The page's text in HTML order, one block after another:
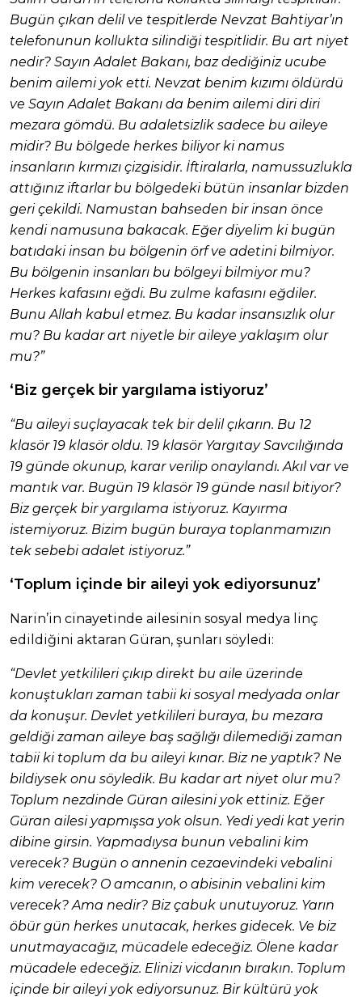
Bugün çıkan delil ve tespitlerde Nevzat Bahtiyar’ın
telefonunun kollukta silindiği tespitlidir. Bu art niyet
nedir? Sayın Adalet Bakanı, baz dediğiniz ucube
benim ailemi yok etti. Nevzat benim kızımı öldürdü
ve Sayın Adalet Bakanı da benim ailemi diri diri
mezara gömdü. Bu adaletsizlik sadece bu aileye
midir? Bu bölgede herkes biliyor ki namus
insanların kırmızı çizgisidir. İftiralarla, namussuzlukla
attığınız iftarlar bu bölgedeki bütün insanlar bizden
geri çekildi. Namustan bahseden bir insan önce
kendi namusuna bakacak. Eğer diyelim ki bugün
batıdaki insan bu bölgenin örf ve adetini bilmiyor.
Bu bölgenin insanları bu bölgeyi bilmiyor mu?
Herkes kafasını eğdi. Bu zulme kafasını eğdiler.
Bunu Allah kabul etmez. Bu kadar insansızlık olur
mu? Bu kadar art niyetle bir aileye yaklaşım olur
mu?”
‘Biz gerçek bir yargılama istiyoruz’
“Bu aileyi suçlayacak tek bir delil çıkarın. Bu 12
klasör 19 klasör oldu. 19 klasör Yargıtay Savcılığında
19 günde okunup, karar verilip onaylandı. Akıl var ve
mantık var. Bugün 19 klasör 19 günde nasıl bitiyor?
Biz gerçek bir yargılama istiyoruz. Kayırma
istemiyoruz. Bizim bugün buraya toplanmamızın
tek sebebi adalet istiyoruz.”
‘Toplum içinde bir aileyi yok ediyorsunuz’
Narin’in cinayetinde ailesinin sosyal medya linç
edildiğini aktaran Güran, şunları söyledi:
“Devlet yetkilileri çıkıp direkt bu aile üzerinde
konuştukları zaman tabii ki sosyal medyada onlar
da konuşur. Devlet yetkilileri buraya, bu mezara
geldiği zaman aileye baş sağlığı dilemediği zaman
tabii ki toplum da bu aileyi kınar. Biz ne yaptık? Ne
bildiysek onu söyledik. Bu kadar art niyet olur mu?
Toplum nezdinde Güran ailesini yok ettiniz. Eğer
Güran ailesi yapmışsa yok olsun. Yedi yedi kat yerin
dibine girsin. Yapmadıysa bunun vebalini kim
verecek? Bugün o annenin cezaevindeki vebalini
kim verecek? O amcanın, o abisinin vebalini kim
verecek? Ama nedir? Biz çabuk unutuyoruz. Yarın
öbür gün herkes unutacak, herkes gidecek. Ve biz
unutmayacağız, mücadele edeceğiz. Ölene kadar
mücadele edeceğiz. Elinizi vicdanın bırakın. Toplum
içinde bir aileyi yok ediyorsunuz. Bir kültürü yok